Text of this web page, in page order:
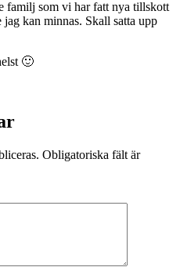
familj som vi har fatt nya tillskott
kan minnas. Skall satta upp
🙂
Obligatoriska fält är